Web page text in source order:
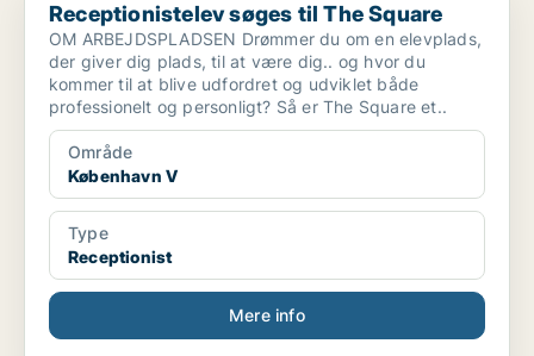
Receptionistelev søges til The Square
OM ARBEJDSPLADSEN Drømmer du om en elevplads,
der giver dig plads, til at være dig.. og hvor du
kommer til at blive udfordret og udviklet både
professionelt og personligt? Så er The Square et..
Område
København V
Type
Receptionist
Mere info